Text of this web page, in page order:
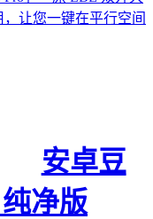
让您一键在平行空间
安卓豆
净版